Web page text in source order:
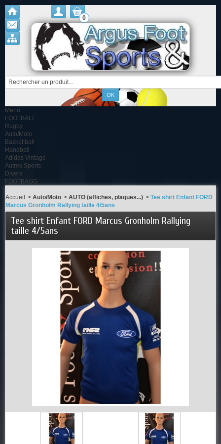
0
Menu
FOOTBALL
Rugby
Auto/Moto
Basket ball
Handball
Adidas Vintage
Autres Sports
Divers
FOOTBAGG
Accueil > Auto/Moto > AUTO (affiches, plaques...) > Tee shirt Enfant FORD
Marcus Gronholm Rallying taille 4/5ans
Tee shirt Enfant FORD Marcus Gronholm Rallying
taille 4/5ans